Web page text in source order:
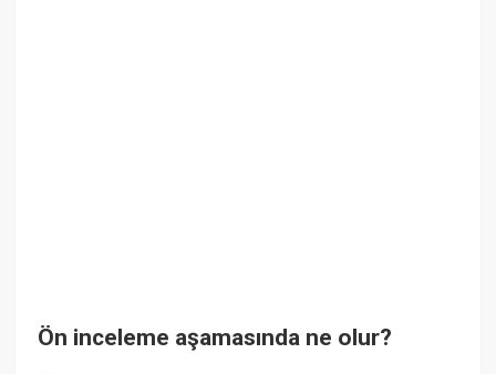
Ön inceleme aşamasında ne olur?